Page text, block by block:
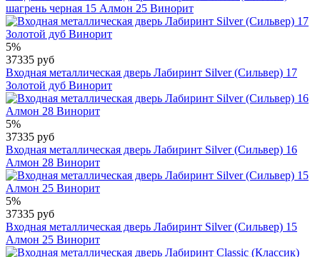
шагрень черная 15 Алмон 25 Винорит
5%
37335 руб
Входная металлическая дверь Лабиринт Silver (Сильвер) 17
Золотой дуб Винорит
5%
37335 руб
Входная металлическая дверь Лабиринт Silver (Сильвер) 16
Алмон 28 Винорит
5%
37335 руб
Входная металлическая дверь Лабиринт Silver (Сильвер) 15
Алмон 25 Винорит